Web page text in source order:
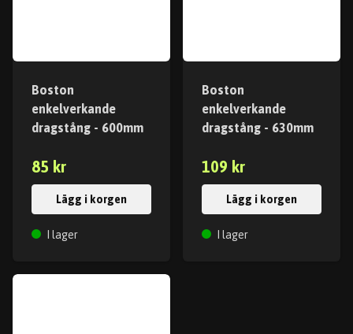
Boston
enkelverkande
dragstång - 600mm
85 kr
Lägg i korgen
I lager
Boston
enkelverkande
dragstång - 630mm
109 kr
Lägg i korgen
I lager